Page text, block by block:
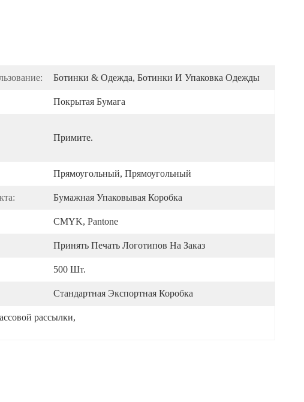
Ботинки & Одежда, Ботинки И Упаковка Одежды
Покрытая Бумага
Примите.
Прямоугольный, Прямоугольный
Бумажная Упаковывая Коробка
CMYK, Pantone
Принять Печать Логотипов На Заказ
500 Шт.
Стандартная Экспортная Коробка
рассылки,